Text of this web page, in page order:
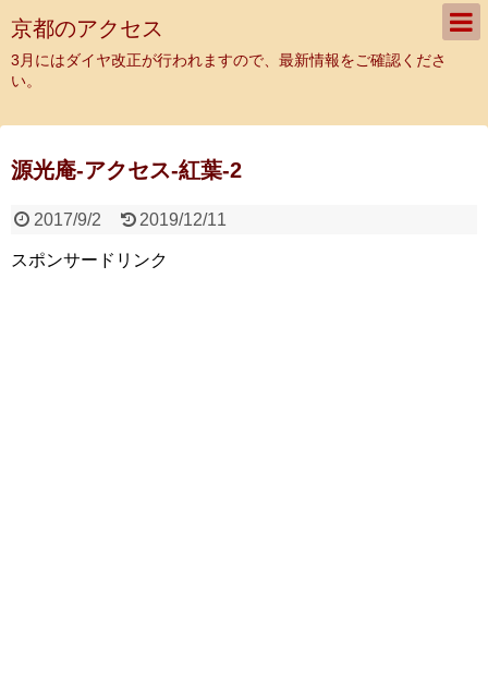
京都のアクセス
3月にはダイヤ改正が行われますので、最新情報をご確認くださ
い。
源光庵-アクセス-紅葉-2
2017/9/2 2019/12/11
スポンサードリンク